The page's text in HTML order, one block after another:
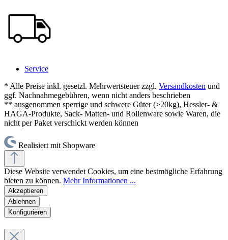
Service
* Alle Preise inkl. gesetzl. Mehrwertsteuer zzgl. Versandkosten und
ggf. Nachnahmegebühren, wenn nicht anders beschrieben
** ausgenommen sperrige und schwere Güter (>20kg), Hessler- &
HAGA-Produkte, Sack- Matten- und Rollenware sowie Waren, die
nicht per Paket verschickt werden können
Realisiert mit Shopware
Diese Website verwendet Cookies, um eine bestmögliche Erfahrung
bieten zu können. Mehr Informationen ...
Akzeptieren
Ablehnen
Konfigurieren